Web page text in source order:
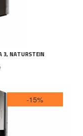
3, NATURSTEIN
Rabatt
-15%